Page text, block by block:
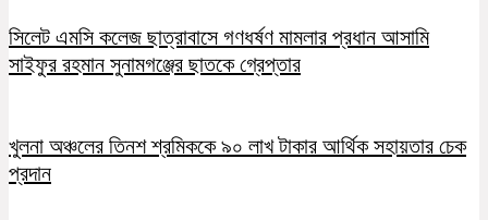
সিলেট এমসি কলেজ ছাত্রাবাসে গণধর্ষণ মামলার প্রধান আসামি
সাইফুর রহমান সুনামগঞ্জের ছাতকে গ্রেপ্তার
খুলনা অঞ্চলের তিনশ শ্রমিককে ৯০ লাখ টাকার আর্থিক সহায়তার চেক
প্রদান